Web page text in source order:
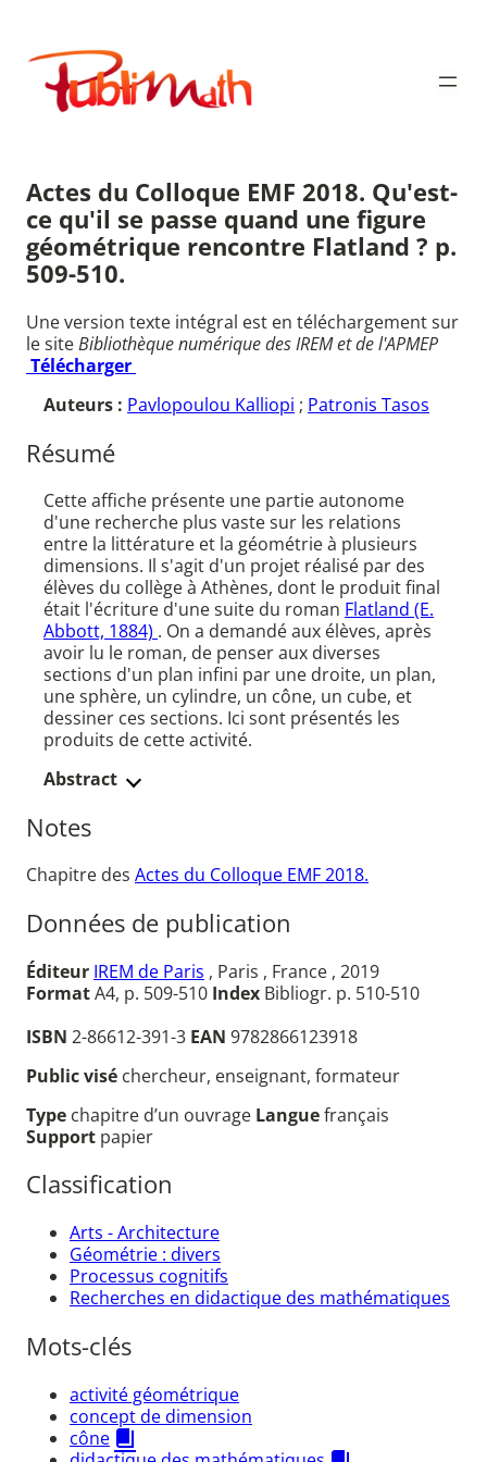
contenu
Publimath
Actes du Colloque EMF 2018. Qu'est-
ce qu'il se passe quand une figure
géométrique rencontre Flatland ? p.
509-510.
Une version texte intégral est en téléchargement sur
le siteBibliothèque numérique des IREM et de l'APMEP
Télécharger
Auteurs : Pavlopoulou Kalliopi ; Patronis Tasos
Résumé
Cette affiche présente une partie autonome
d'une recherche plus vaste sur les relations
entre la littérature et la géométrie à plusieurs
dimensions. Il s'agit d'un projet réalisé par des
élèves du collège à Athènes, dont le produit final
était l'écriture d'une suite du roman Flatland (E.
Abbott, 1884) . On a demandé aux élèves, après
avoir lu le roman, de penser aux diverses
sections d'un plan infini par une droite, un plan,
une sphère, un cylindre, un cône, un cube, et
dessiner ces sections. Ici sont présentés les
produits de cette activité.
Abstract
Notes
Chapitre des Actes du Colloque EMF 2018.
Données de publication
Éditeur IREM de Paris , Paris , France , 2019
FormatA4, p. 509-510 Index Bibliogr. p. 510-510
ISBN 2-86612-391-3 EAN 9782866123918
Public visé chercheur, enseignant, formateur
Type chapitre d’un ouvrage Languefrançais
Support papier
Classification
Arts - Architecture
Géométrie : divers
Processus cognitifs
Recherches en didactique des mathématiques
Mots-clés
activité géométrique
concept de dimension
cône